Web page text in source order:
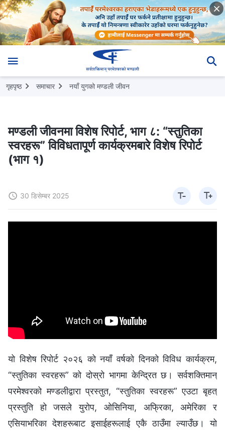
गृहपृष्ठ समाचार नयाँ युगको मण्डली जीवन
मण्डली जीवनमा विशेष रिपोर्ट, भाग ८: “स्तुतिका
स्वरहरू” विविधतापूर्ण कार्यक्रमबारे विशेष रिपोर्ट
(भाग १)
30 डिसेम्बर 2025
यो विशेष रिपोर्ट २०२६ को नयाँ वर्षको दिनको विविध कार्यक्रम,
“स्तुतिका स्वरहरू” को दोस्रो भागमा केन्द्रित छ। सर्वशक्तिमान्
परमेश्वरको मण्डलीद्वारा प्रस्तुत, “स्तुतिका स्वरहरू” एउटा बृहत्
प्रस्तुति हो जसले युरोप, ओसिनिया, अफ्रिका, अमेरिका र
एसियाभरिका देशहरूबाट इसाईहरूलाई एकै ठाउँमा ल्याउँछ। यो